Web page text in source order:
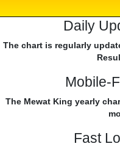
Daily
The chart is regularly
Mobile-
The Mewat King yearly
Fast